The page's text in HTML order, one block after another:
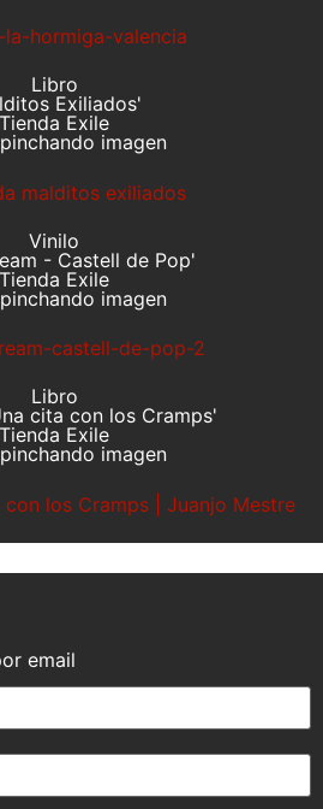
Libro
Exiliados'
Tienda Exile
imagen
Vinilo
- Castell de Pop'
Tienda Exile
imagen
Libro
cita con los Cramps'
Tienda Exile
imagen
email